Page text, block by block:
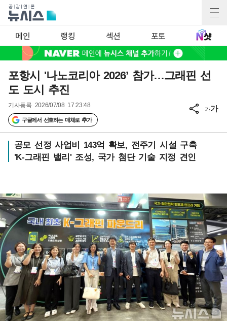
메인 랭킹 섹션 포토
포항시 '나노코리아 2026’ 참가…그래핀 선
도 도시 추진
기사등록 2026/07/08 17:23:48
구글에서 선호하는 매체로 추가
가가
공모 선정 사업비 143억 확보, 전주기 시설 구축
'K-그래핀 밸리' 조성, 국가 첨단 기술 지정 견인